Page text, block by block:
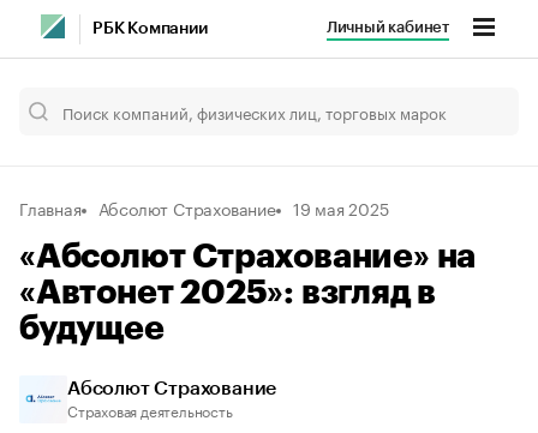
РБК Компании Личный кабинет
Главная Абсолют Страхование 19 мая 2025
«Абсолют Страхование» на
«Автонет 2025»: взгляд в
будущее
Абсолют Страхование
Страховая деятельность